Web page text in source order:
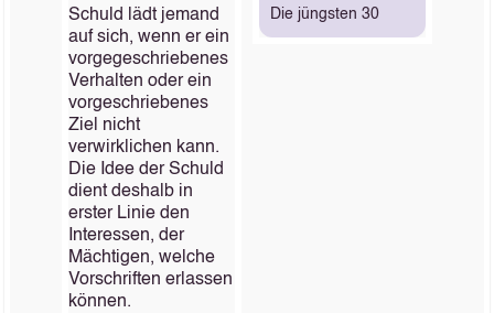
Schuld lädt jemand
auf sich, wenn er ein
vorgegeschriebenes
Verhalten oder ein
vorgeschriebenes
Ziel nicht
verwirklichen kann.
Die Idee der Schuld
dient deshalb in
erster Linie den
Interessen, der
Mächtigen, welche
Vorschriften erlassen
können.
Die jüngsten 30